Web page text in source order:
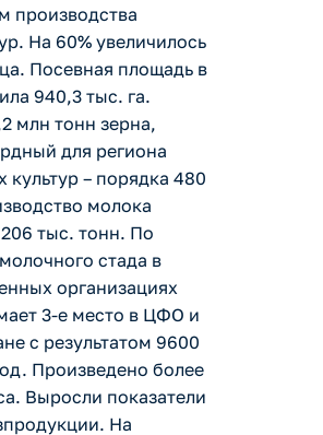
производства
На 60% увеличилось
Посевная площадь в
940,3 тыс. га.
млн тонн зерна,
для региона
– порядка 480
молока
тыс. тонн. По
стада в
организациях
3-е место в ЦФО и
с результатом 9600
Произведено более
Выросли показатели
На